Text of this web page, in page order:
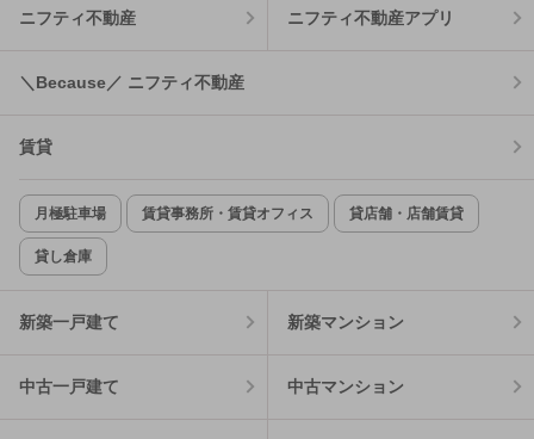
ニフティ不動産 ニフティ不動産アプリ
＼Because／ ニフティ不動産
賃貸
月極駐車場 賃貸事務所・賃貸オフィス 貸店舗・店舗賃貸
貸し倉庫
新築一戸建て 新築マンション
中古一戸建て 中古マンション